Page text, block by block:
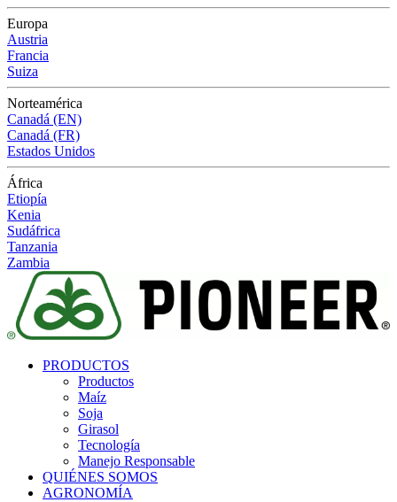
Europa
Austria
Francia
Suiza
Norteamérica
Canadá (EN)
Canadá (FR)
Estados Unidos
África
Etiopía
Kenia
Sudáfrica
Tanzania
Zambia
PRODUCTOS
Productos
Maíz
Soja
Girasol
Tecnología
Manejo Responsable
QUIÉNES SOMOS
AGRONOMÍA